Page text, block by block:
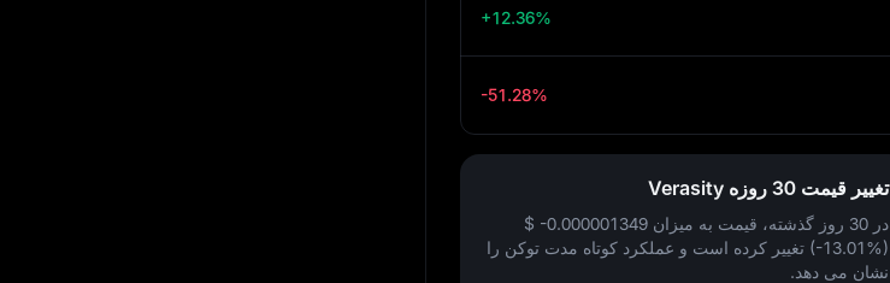
+12.36%
-51.28%
تغییر قیمت 30 روزه Verasity
در 30 روز گذشته، قیمت به میزان
$ -0.000001349
(-13.01%) تغییر کرده است و عملکرد کوتاه‌ مدت توکن را
نشان می‌ دهد.